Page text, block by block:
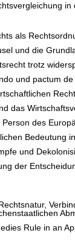
als
und die
trotz
und pactum
das
des
Bedeutung
und
der
Rule in an